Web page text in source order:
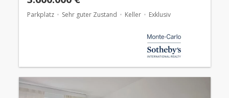
Parkplatz Sehr guter Zustand Keller Exklusiv